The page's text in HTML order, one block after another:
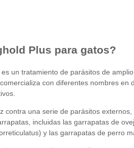
Plus para gatos?
un tratamiento de parásitos de
con diferentes nombres
contra una serie de parásitos externos,
incluidas las garrapatas de
y las garrapatas de perro